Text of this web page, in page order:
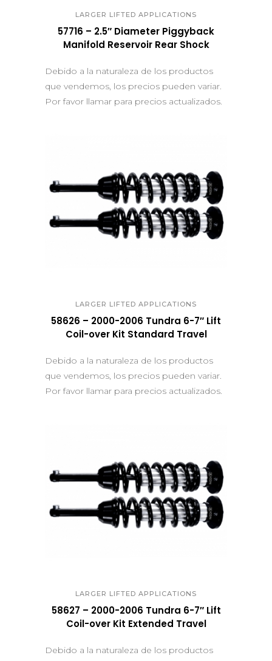
LARGER LIFTED APPLICATIONS
57716 – 2.5″ Diameter Piggyback
Manifold Reservoir Rear Shock
Debido a la naturaleza de los productos
que vendemos, los precios pueden variar.
Por favor llamar para precios actualizados.
LARGER LIFTED APPLICATIONS
58626 – 2000-2006 Tundra 6-7″ Lift
Coil-over Kit Standard Travel
Debido a la naturaleza de los productos
que vendemos, los precios pueden variar.
Por favor llamar para precios actualizados.
LARGER LIFTED APPLICATIONS
58627 – 2000-2006 Tundra 6-7″ Lift
Coil-over Kit Extended Travel
Debido a la naturaleza de los productos